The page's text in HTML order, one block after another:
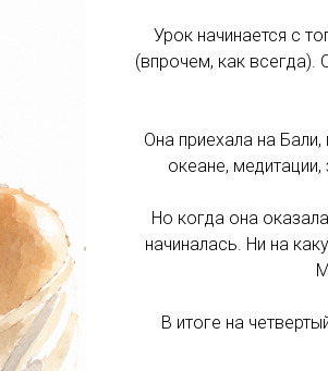
Урок начинается с
(впрочем, как всегда).
Она приехала на
океане,
Но когда она
начиналась. Ни на
В итоге на